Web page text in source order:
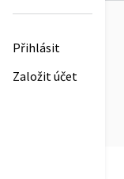
Přihlásit
Založit účet
0